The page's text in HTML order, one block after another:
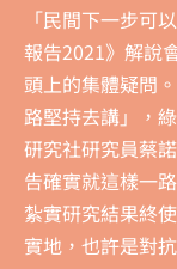
「民間下一步
報告2021》解說
頭上的集體疑問
路堅持去講」，
研究社研究員蔡
告確實就這樣一
紮實研究結果終
實地，也許是對